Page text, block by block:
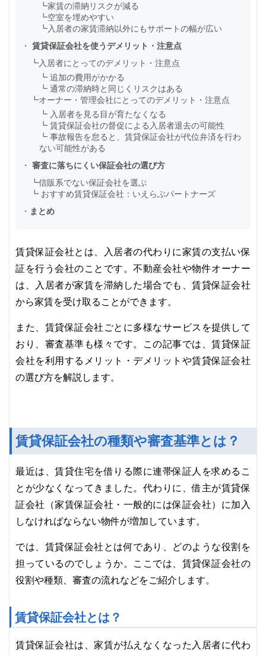
┗家賃の滞納リスクが減る
┗空室を埋めやすい
┗入居者の家賃滞納以外にもサポートの幅が広い
・ 賃貸保証会社を使うデメリット・注意点
┗入居者にとってのデメリット・注意点
┗ 追加の費用がかかる
┗ 通常の滞納時と同じくリスクはある
┗オーナー・管理会社にとってのデメリット・注意点
┗ 入居者を見る目が育たなくなる
┗ 賃貸保証会社の督促による入居者退去の可能性
┗ 事故報告を怠ると、賃貸保証会社が代位弁済を行わ
ない可能性がある
・ 審査に落ちにくい保証会社の選び方
┗信販系でない保証会社を選ぶ
┗ おすすめ賃貸保証会社：いえらぶパートナーズ
・ まとめ
賃貸保証会社とは、入居者の代わりに家賃の支払い保
証を行う会社のことです。不動産会社や物件オーナー
は、入居者が家賃を滞納した場合でも、賃貸保証会社
から家賃を受け取ることができます。
また、賃貸保証会社ごとに多様なサービスを提供して
おり、審査基準も様々です。この記事では、賃貸保証
会社を利用するメリット・デメリットや賃貸保証会社
の選び方を解説します。
賃貸保証会社の種類や審査基準とは？
最近は、賃貸住宅を借りる際に連帯保証人を求めるこ
とが少なくなってきました。代わりに、借主が賃貸保
証会社（家賃保証会社・一般的には保証会社）に加入
しなければならない物件が増加しています。
では、賃貸保証会社とは何であり、どのような役割を
担っているのでしょうか。ここでは、賃貸保証会社の
役割や種類、審査の流れなどをご紹介します。
賃貸保証会社とは？
賃貸保証会社は、家賃が払えなくなった入居者に代わ